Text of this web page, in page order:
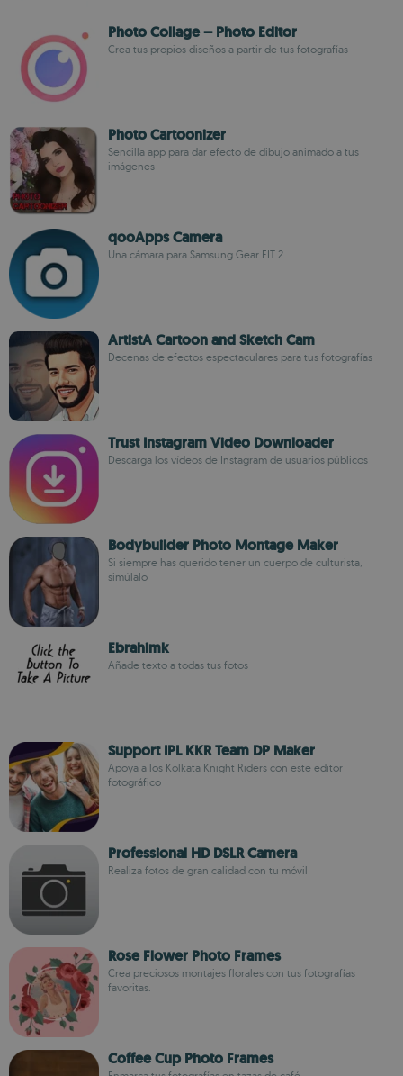
Photo Collage – Photo Editor
Crea tus propios diseños a partir de tus fotografías
Photo Cartoonizer
Sencilla app para dar efecto de dibujo animado a tus
imágenes
qooApps Camera
Una cámara para Samsung Gear FIT 2
ArtistA Cartoon and Sketch Cam
Decenas de efectos espectaculares para tus fotografías
Trust Instagram Video Downloader
Descarga los vídeos de Instagram de usuarios públicos
Bodybuilder Photo Montage Maker
Si siempre has querido tener un cuerpo de culturista,
simúlalo
Ebrahimk
Añade texto a todas tus fotos
Support IPL KKR Team DP Maker
Apoya a los Kolkata Knight Riders con este editor
fotográfico
Professional HD DSLR Camera
Realiza fotos de gran calidad con tu móvil
Rose Flower Photo Frames
Crea preciosos montajes florales con tus fotografías
favoritas.
Coffee Cup Photo Frames